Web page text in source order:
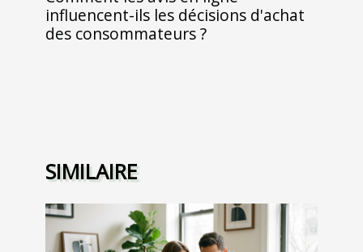
influencent-ils les décisions d'achat
des consommateurs ?
SIMILAIRE